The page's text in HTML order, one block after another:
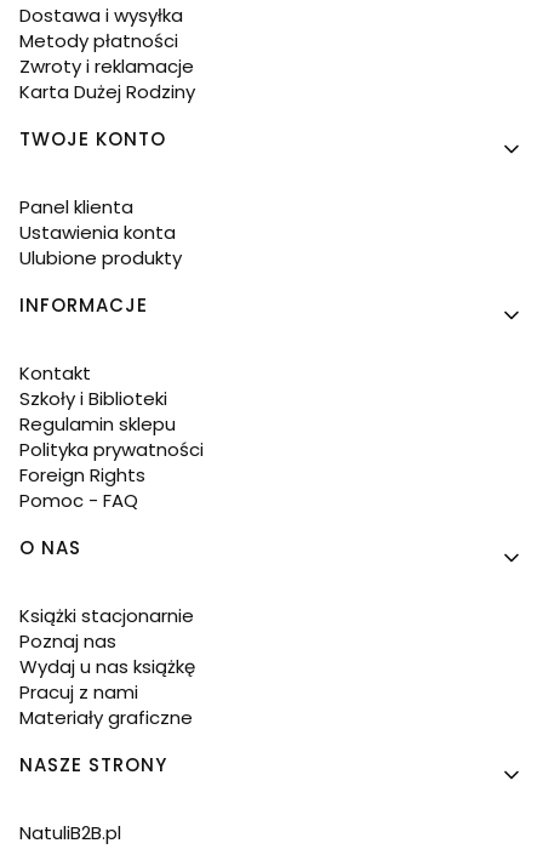
Dostawa i wysyłka
Metody płatności
Zwroty i reklamacje
Karta Dużej Rodziny
TWOJE KONTO
Panel klienta
Ustawienia konta
Ulubione produkty
INFORMACJE
Kontakt
Szkoły i Biblioteki
Regulamin sklepu
Polityka prywatności
Foreign Rights
Pomoc - FAQ
O NAS
Książki stacjonarnie
Poznaj nas
Wydaj u nas książkę
Pracuj z nami
Materiały graficzne
NASZE STRONY
NatuliB2B.pl